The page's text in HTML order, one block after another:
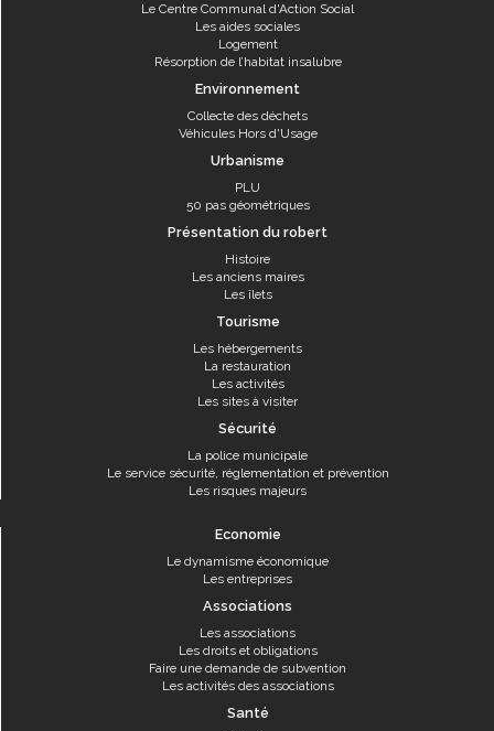
Le Centre Communal d'Action Social
Les aides sociales
Logement
Résorption de l’habitat insalubre
Environnement
Collecte des déchets
Véhicules Hors d'Usage
Urbanisme
PLU
50 pas géométriques
Présentation du robert
Histoire
Les anciens maires
Les îlets
Tourisme
Les hébergements
La restauration
Les activités
Les sites à visiter
Sécurité
La police municipale
Le service sécurité, réglementation et prévention
Les risques majeurs
Economie
Le dynamisme économique
Les entreprises
Associations
Les associations
Les droits et obligations
Faire une demande de subvention
Les activités des associations
Santé